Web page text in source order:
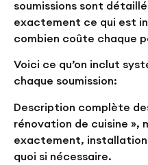
soumissions sont
exactement ce qui est
combien coûte chaque
Voici ce qu’on inclut
chaque soumission:
Description complète
rénovation de cuisine »,
exactement,
quoi si nécessaire.